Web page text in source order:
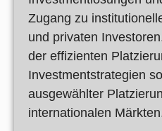
Zugang zu
und privaten
der effizienten
Investmentstrategien
ausgewählter
internationalen